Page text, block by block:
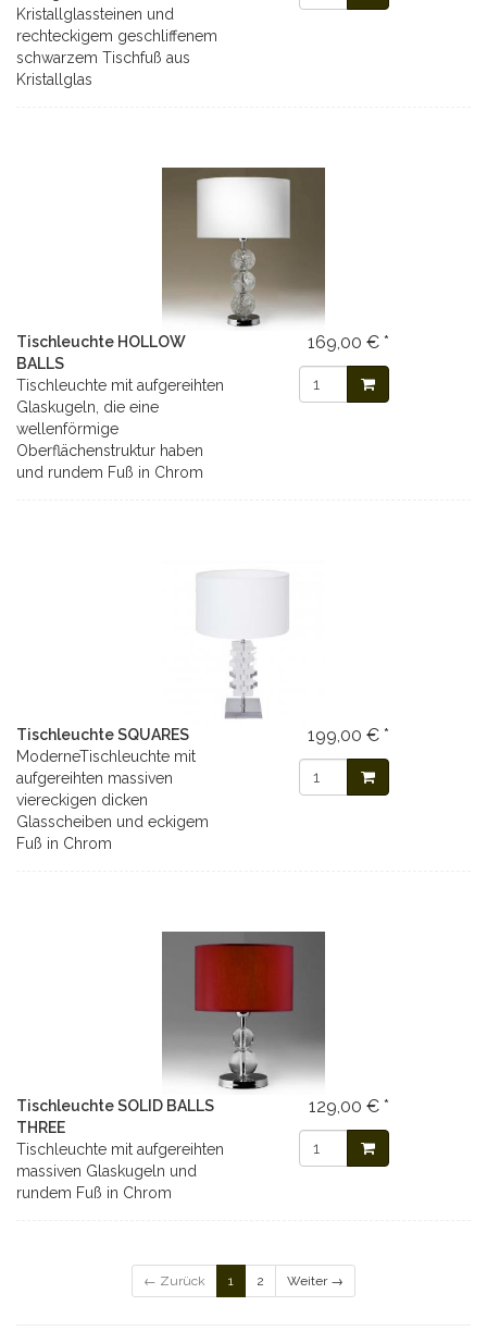
Kristallglassteinen und
rechteckigem geschliffenem
schwarzem Tischfuß aus
Kristallglas
Tischleuchte HOLLOW
BALLS
Tischleuchte mit aufgereihten
Glaskugeln, die eine
wellenförmige
Oberflächenstruktur haben
und rundem Fuß in Chrom
169,00 € *
Tischleuchte SQUARES
ModerneTischleuchte mit
aufgereihten massiven
viereckigen dicken
Glasscheiben und eckigem
Fuß in Chrom
199,00 € *
Tischleuchte SOLID BALLS
THREE
Tischleuchte mit aufgereihten
massiven Glaskugeln und
rundem Fuß in Chrom
129,00 € *
← Zurück 1 2 Weiter →